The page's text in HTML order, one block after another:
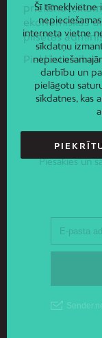
ekonomiskās
pilsētas
Piesakies un
Šī tīmekļvietne
interneta vietne
sīkdatņu
darbību un
pielāgotu
sīkdatnes, kas